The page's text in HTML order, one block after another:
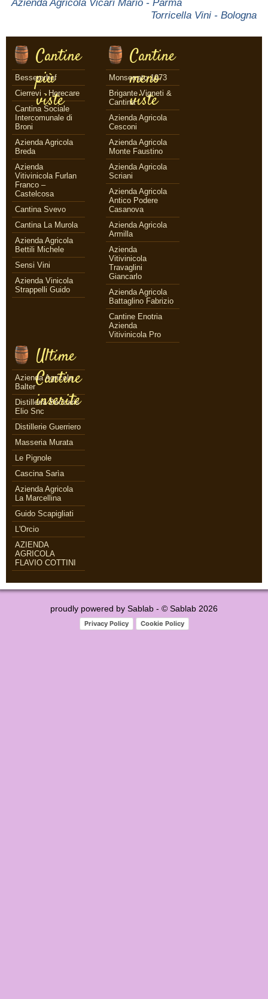
Azienda Agricola Vicari Mario - Parma
Torricella Vini - Bologna
Cantine
più
viste
Bessererhof
Cierrevi - Horecare
Cantina Sociale
Intercomunale di
Broni
Azienda Agricola
Breda
Azienda
Vitivinicola Furlan
Franco –
Castelcosa
Cantina Svevo
Cantina La Murola
Azienda Agricola
Bettili Michele
Sensi Vini
Azienda Vinicola
Strappelli Guido
Cantine
meno
viste
Monserrato 1973
Brigante Vigneti &
Cantina
Azienda Agricola
Cesconi
Azienda Agricola
Monte Faustino
Azienda Agricola
Scriani
Azienda Agricola
Antico Podere
Casanova
Azienda Agricola
Armilla
Azienda
Vitivinicola
Travaglini
Giancarlo
Azienda Agricola
Battaglino Fabrizio
Cantine Enotria
Azienda
Vitivinicola Pro
Ultime
Cantine
inserite
Azienda Agricola
Balter
Distilleria Beccaris
Elio Snc
Distillerie Guerriero
Masseria Murata
Le Pignole
Cascina Sarìa
Azienda Agricola
La Marcellina
Guido Scapigliati
L'Orcio
AZIENDA
AGRICOLA
FLAVIO COTTINI
proudly powered by Sablab - © Sablab 2026
Privacy Policy Cookie Policy